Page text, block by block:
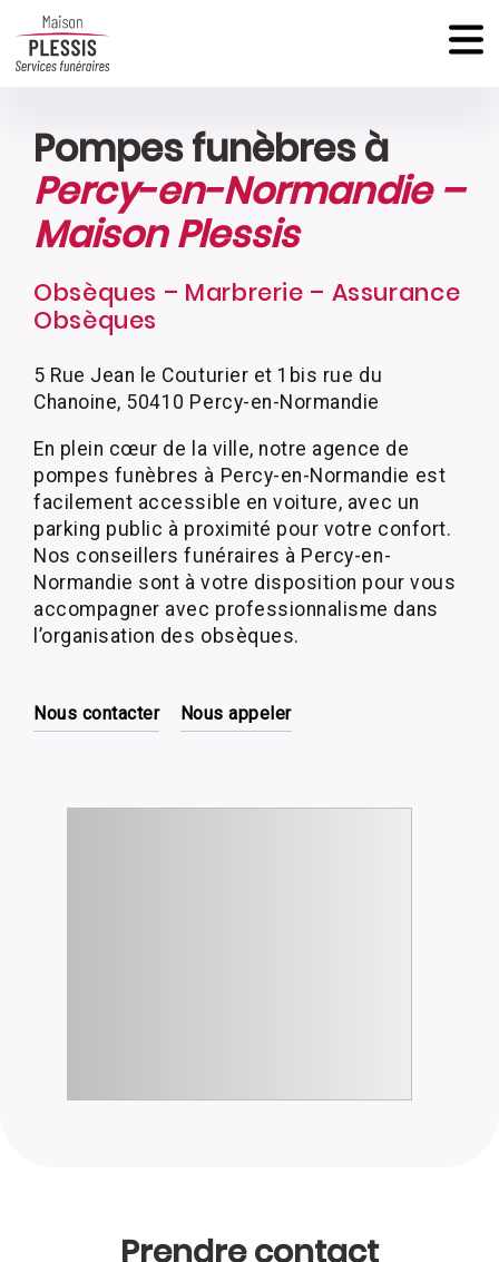
Pompes funèbres à
Percy-en-Normandie –
Maison Plessis
Obsèques – Marbrerie – Assurance
Obsèques
5 Rue Jean le Couturier et 1bis rue du
Chanoine, 50410 Percy-en-Normandie
En plein cœur de la ville, notre agence de
pompes funèbres à Percy-en-Normandie est
facilement accessible en voiture, avec un
parking public à proximité pour votre confort.
Nos conseillers funéraires à Percy-en-
Normandie sont à votre disposition pour vous
accompagner avec professionnalisme dans
l’organisation des obsèques.
Nous contacter Nous appeler
Prendre contact